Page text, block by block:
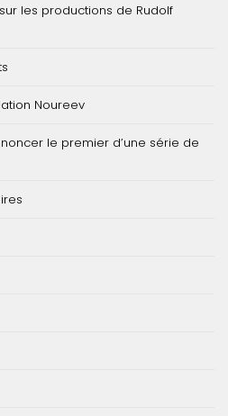
les productions de Rudolf
Noureev
le premier d’une série de